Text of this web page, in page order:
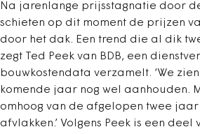
Na jarenlange prijsstagnatie door
schieten op dit moment de prijzen
door het dak. Een trend die al dik
zegt Ted Peek van BDB, een
bouwkostendata verzamelt. ‘We
komende jaar nog wel aanhouden.
omhoog van de afgelopen twee jaar
afvlakken.’ Volgens Peek is een deel